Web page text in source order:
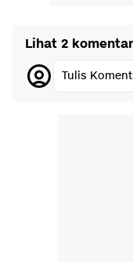
Lihat 2 komentar
Tulis